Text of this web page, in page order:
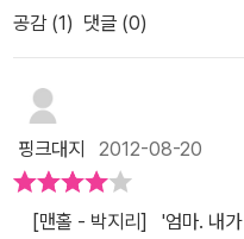
사람 몸에 구멍이 몇 개나 있는지 묻는 것처
시에 또 무언가를 쓸 준비를
의 크기에 비하면 인간은 점,
그 작은 인간 몸에 있는 구멍
재미있다는 표정을 짓는다. 내
것은 처음이기 때문이다. 나 역
고 싶은 걸까? “……그러면 인
문제가 아니라 그것을 파생시
라 맨홀을 방치시킨 환경이 문
둘러싸고 있는 주위 환경을 돌
대며 집을 폭파시켜버리겠다고
텔레비전 고발 프로그램에서
서 아들과 화해하는 것을 본 적
눈물을 흘리며 자신의 한때 아
수?' p157 열아홉의 소년은
본 아들에게 이유를 묻자, 아들
어먹었어요.'라고.. 2. 소설 <
지에 대한 가정 폭력 때문에
게 되면서 세상에 의해 영웅으
에 외쳐 진실을 바로 잡고 싶지
하게 된다. 설상가상으로 같
공감 (1) 댓글 (0)
핑크대지 2012-08-20
[맨홀 - 박지리] '엄마. 내가